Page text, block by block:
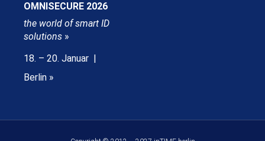
OMNISECURE 2026
the world of smart ID
solutions »
18. – 20. Januar |
Berlin »